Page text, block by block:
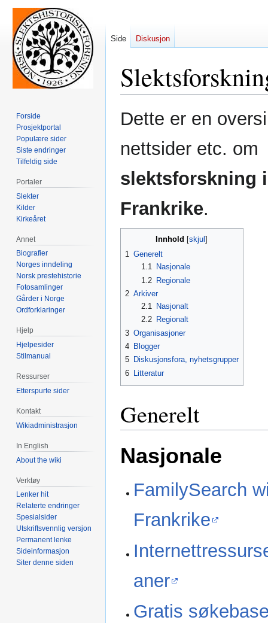
Hopp
til
Hopp
til
Dette er en
nettsider etc. om
slektsforskning i
Frankrike.
Innhold
1 Generelt
1.1
Nasjonale
1.2
Regionale
2 Arkiver
2.1
Nasjonalt
2.2
Regionalt
3 Organisasjoner
4 Blogger
5 Diskusjonsfora, nyhetsgrupper
6 Litteratur
Generelt
Nasjonale
FamilySearch
Frankrike
aner
Gratis
Side Diskusjon
Forside
Prosjektportal
Populære sider
Siste endringer
Tilfeldig side
Portaler
Slekter
Kilder
Kirkeåret
Annet
Biografier
Norges inndeling
Norsk prestehistorie
Fotosamlinger
Gårder i Norge
Ordforklaringer
Hjelp
Hjelpesider
Stilmanual
Ressurser
Etterspurte sider
Kontakt
Wikiadministrasjon
In English
About the wiki
Verktøy
Lenker hit
Relaterte endringer
Spesialsider
Utskriftsvennlig versjon
Permanent lenke
Sideinformasjon
Siter denne siden